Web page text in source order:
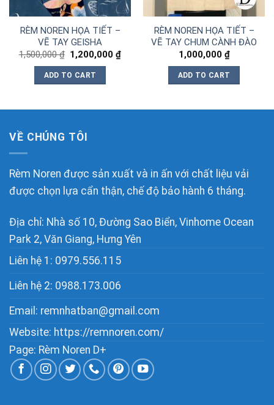
RÈM NOREN HỌA TIẾT –
VẼ TAY GEISHA
1,500,000₫ Original
price
was:
1,500,000 ₫.
1,200,000₫Current
ADD TO CART
RÈM NOREN HỌA TIẾT –
VẼ TAY CHUM CÀNH ĐÀO
1,000,000 ₫
ADD TO CART
VỀ CHÚNG TÔI
Rèm Noren được sản xuất và in ấn với chất liệu vải
được chọn lựa cẩn thận, chế độ bảo hành 6 tháng.
Địa chỉ: Nhà số 10, Đường Sao Biển, Vinhome Ocean
Park 2, Văn Giang, Hưng Yên
Liên hệ 1: 0979.556.115
Liên hệ 2: 0988.173.006
Email: remnhatban@gmail.com
Website: https://remnoren.com/
Page: Rèm Noren D+